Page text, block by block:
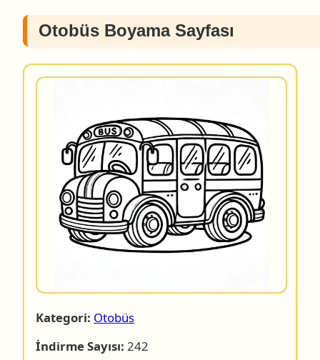
Otobüs Boyama Sayfası
Kategori: Otobüs
İndirme Sayısı: 242